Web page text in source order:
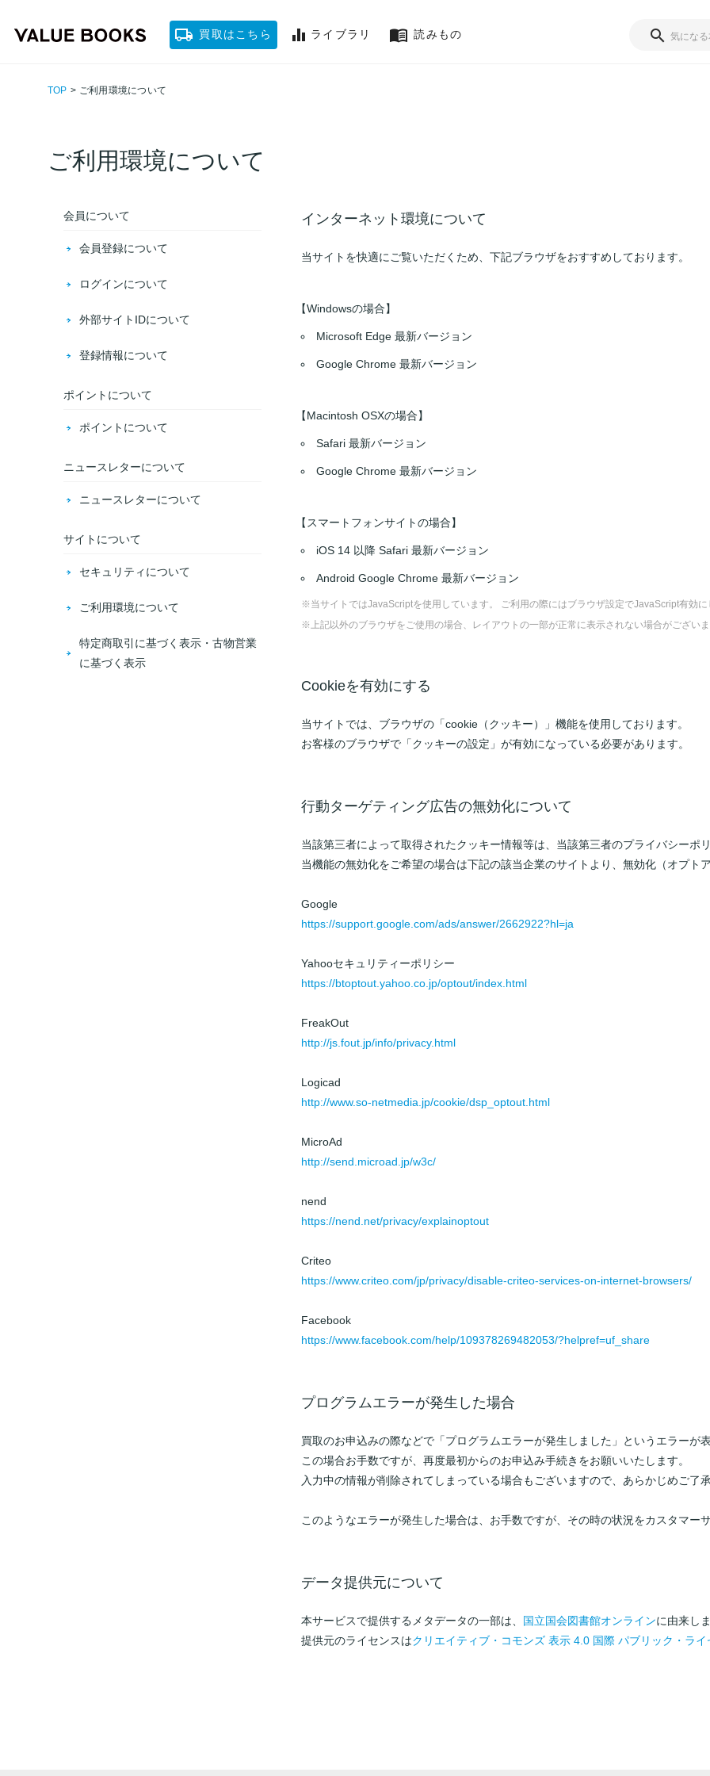
買取はこちら ライブラリ 読みもの
TOP > ご利用環境について
ご利用環境について
会員について
会員登録について
ログインについて
外部サイトIDについて
登録情報について
ポイントについて
ポイントについて
ニュースレターについて
ニュースレターについて
サイトについて
セキュリティについて
ご利用環境について
特定商取引に基づく表示・古物営業
に基づく表示
インターネット環境について
当サイトを快適にご覧いただくため、下記ブラウザをおすすめしております。
【Windowsの場合】
Microsoft Edge 最新バージョン
Google Chrome 最新バージョン
【Macintosh OSXの場合】
Safari 最新バージョン
Google Chrome 最新バージョン
【スマートフォンサイトの場合】
iOS 14 以降 Safari 最新バージョン
Android Google Chrome 最新バージョン
※当サイトではJavaScriptを使用しています。 ご利用の際にはブラウザ設定でJavaScript有効に
※上記以外のブラウザをご使用の場合、レイアウトの一部が正常に表示されない場合がございま
Cookieを有効にする
当サイトでは、ブラウザの「cookie（クッキー）」機能を使用しております。
お客様のブラウザで「クッキーの設定」が有効になっている必要があります。
行動ターゲティング広告の無効化について
当該第三者によって取得されたクッキー情報等は、当該第三者のプライバシーポ
当機能の無効化をご希望の場合は下記の該当企業のサイトより、無効化（オプト
Google
https://support.google.com/ads/answer/2662922?hl=ja
Yahooセキュリティーポリシー
https://btoptout.yahoo.co.jp/optout/index.html
FreakOut
http://js.fout.jp/info/privacy.html
Logicad
http://www.so-netmedia.jp/cookie/dsp_optout.html
MicroAd
http://send.microad.jp/w3c/
nend
https://nend.net/privacy/explainoptout
Criteo
https://www.criteo.com/jp/privacy/disable-criteo-services-on-internet-browsers/
Facebook
https://www.facebook.com/help/109378269482053/?helpref=uf_share
プログラムエラーが発生した場合
買取のお申込みの際などで「プログラムエラーが発生しました」というエラーが
この場合お手数ですが、再度最初からのお申込み手続きをお願いいたします。
入力中の情報が削除されてしまっている場合もございますので、あらかじめご了承
このようなエラーが発生した場合は、お手数ですが、その時の状況をカスタマー
データ提供元について
本サービスで提供するメタデータの一部は、 国立国会図書館オンラインに由来しま
提供元のライセンスはクリエイティブ・コモンズ 表示 4.0 国際 パブリック・ライ